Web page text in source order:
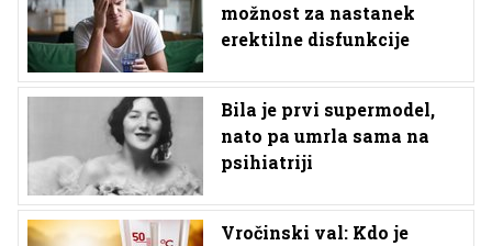
možnost za nastanek
erektilne disfunkcije
Bila je prvi supermodel,
nato pa umrla sama na
psihiatriji
Vročinski val: Kdo je